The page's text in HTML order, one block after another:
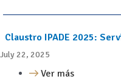
Claustro IPADE 2025:
July 22, 2025
Ver más